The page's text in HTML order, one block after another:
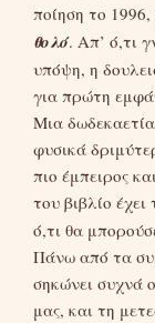
ποίηση το
θολό. Απ’ ό,τι
υπόψη, η
για πρώτη
Μια
φυσικά
πιο έμπειρος
του βιβλίο έχει
ό,τι θα
Πάνω από τα
σηκώνει συχνά
μας, και τη